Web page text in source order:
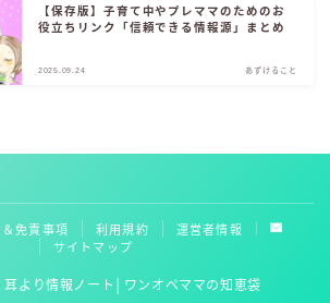
【保存版】子育て中やプレママのためのお
役立ちリンク「信頼できる情報源」まとめ
2025.09.24 あずけること
免責事項 利用規約
運営者情報
サイトマップ
より情報ノート│ワンオペママの知恵袋